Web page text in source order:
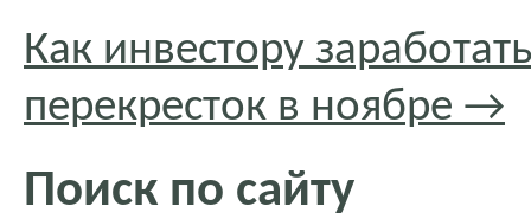
Как инвестору
перекресток в ноябре →
Поиск по сайту